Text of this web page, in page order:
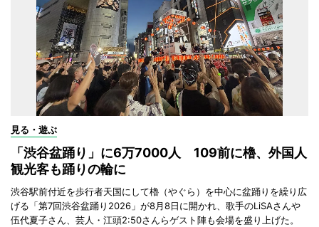
見る・遊ぶ
「渋谷盆踊り」に6万7000人 109前に櫓、外国人
観光客も踊りの輪に
渋谷駅前付近を歩行者天国にして櫓（やぐら）を中心に盆踊りを繰り広
げる「第7回渋谷盆踊り2026」が8月8日に開かれ、歌手のLiSAさんや
伍代夏子さん、芸人・江頭2:50さんらゲスト陣も会場を盛り上げた。